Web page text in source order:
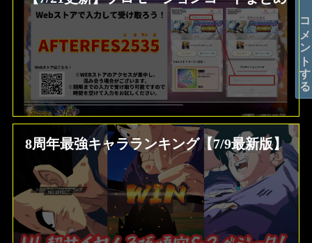
8周年最強キャラランキング【7/9最新版】
コメントする